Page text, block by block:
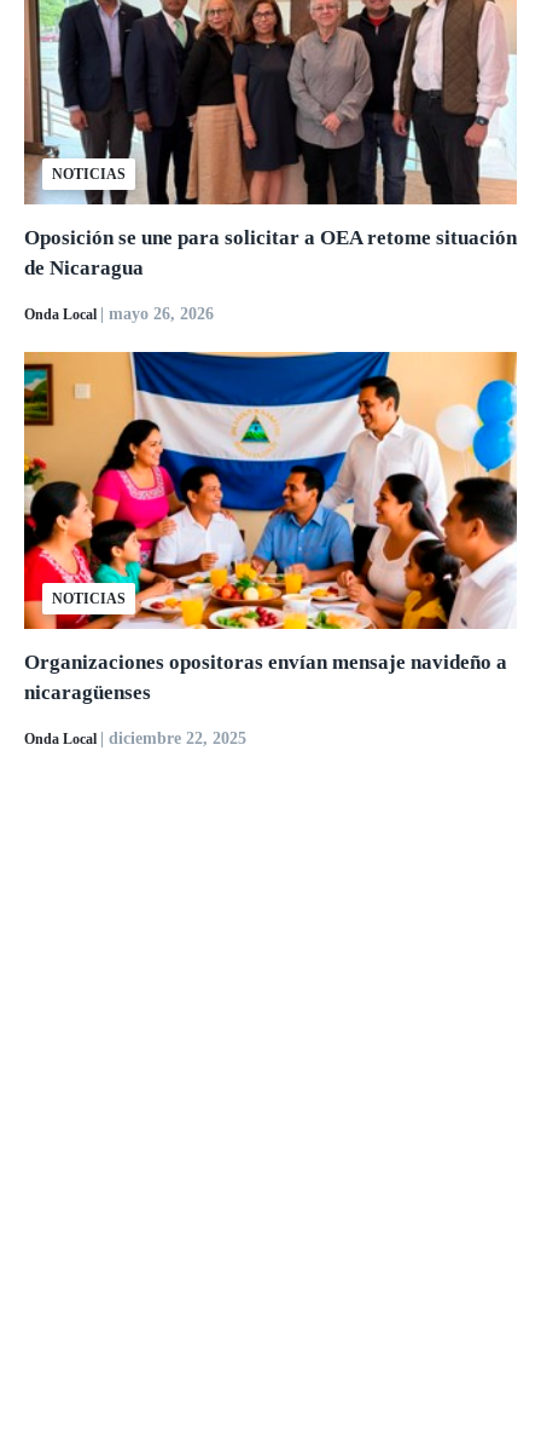
NOTICIAS
Oposición se une para solicitar a OEA retome situación
de Nicaragua
Onda Local | mayo 26, 2026
NOTICIAS
Organizaciones opositoras envían mensaje navideño a
nicaragüenses
Onda Local | diciembre 22, 2025